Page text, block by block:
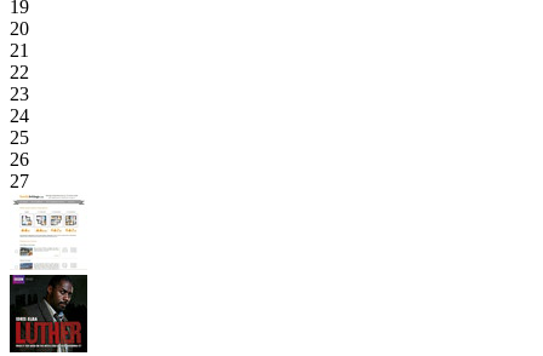
19
20
21
22
23
24
25
26
27